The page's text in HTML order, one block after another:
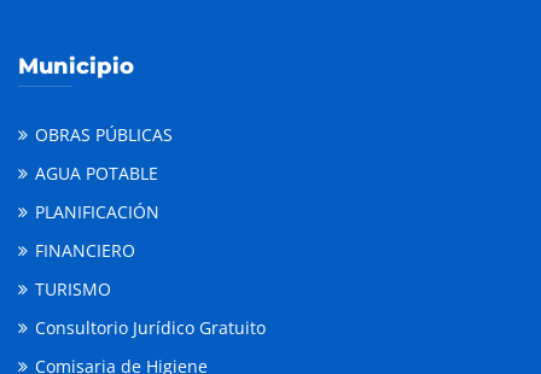
Municipio
OBRAS PÚBLICAS
AGUA POTABLE
PLANIFICACIÓN
FINANCIERO
TURISMO
Consultorio Jurídico Gratuito
Comisaria de Higiene